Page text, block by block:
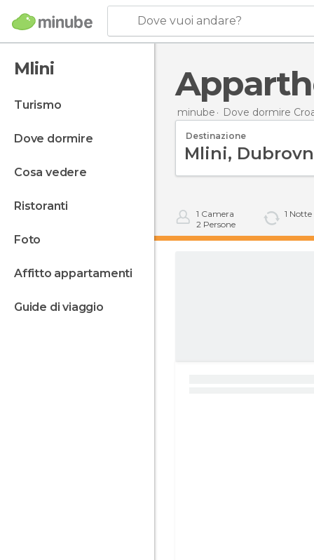
Dove vuoi andare?
Mlini
turismo
dove dormire
cosa vedere
ristoranti
foto
affitto appartamenti
guide di viaggio
minube Dove dormire
Destinazione
1 Camera
2 Persone
1 Notte